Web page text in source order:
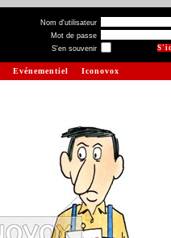
Nom d'utilisateur
Mot de passe
S'en souvenir
Evénementiel Iconovox